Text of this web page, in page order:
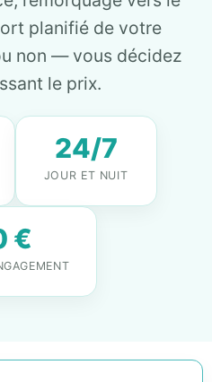
planifié de votre
non — vous décidez
le prix.
24/7
JOUR ET NUIT
€